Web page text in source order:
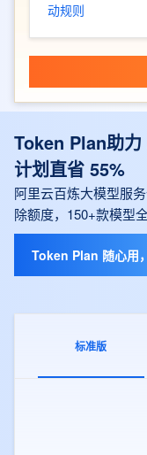
动规则
Token Plan助
计划直省 55%
阿里云百炼大模型服
除额度，150+款模型
Token Plan 随心用
标准版